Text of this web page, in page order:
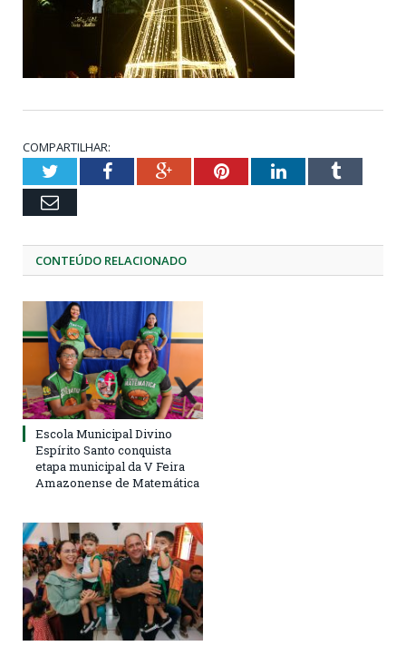
COMPARTILHAR:
TwitterFacebookGoogle+PinterestLinkedInTumblr
Email
CONTEÚDO RELACIONADO
Escola Municipal Divino
Espírito Santo conquista
etapa municipal da V Feira
Amazonense de Matemática